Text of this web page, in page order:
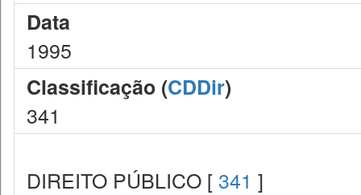
Data
1995
Classificação (CDDir)
341
DIREITO PÚBLICO [ 341 ]